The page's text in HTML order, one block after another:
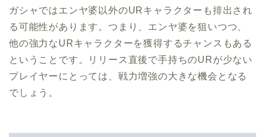
ガシャではエンヤ婆以外のURキャラクターも排出され
る可能性があります。つまり、エンヤ婆を狙いつつ、
他の強力なURキャラクターを獲得するチャンスもある
ということです。リリース直後で手持ちのURが少ない
プレイヤーにとっては、戦力増強の大きな機会となる
でしょう。